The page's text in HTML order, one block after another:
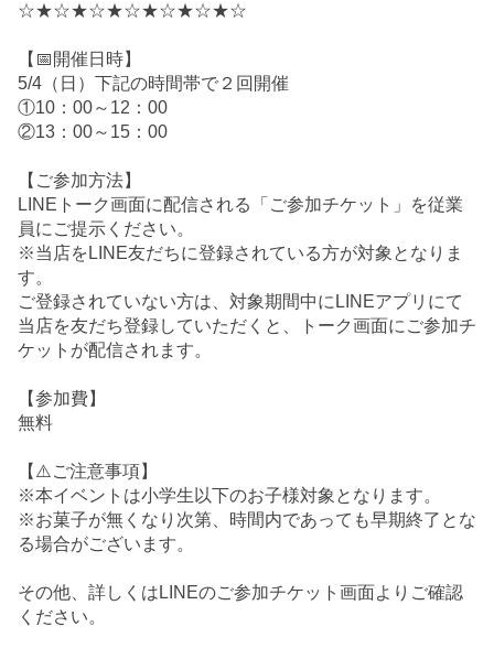
☆★☆★☆★☆★☆★☆★☆
【📅開催日時】
5/4（日）下記の時間帯で２回開催
①10：00～12：00
②13：00～15：00
【ご参加方法】
LINEトーク画面に配信される「ご参加チケット」を従業
員にご提示ください。
※当店をLINE友だちに登録されている方が対象となりま
す。
ご登録されていない方は、対象期間中にLINEアプリにて
当店を友だち登録していただくと、トーク画面にご参加チ
ケットが配信されます。
【参加費】
無料
【⚠️ご注意事項】
※本イベントは小学生以下のお子様対象となります。
※お菓子が無くなり次第、時間内であっても早期終了とな
る場合がございます。
その他、詳しくはLINEのご参加チケット画面よりご確認
ください。